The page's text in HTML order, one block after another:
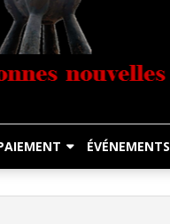
Noires
ÉVÉNEMENTS